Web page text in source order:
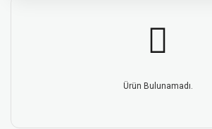
Ürün Bulunamadı.